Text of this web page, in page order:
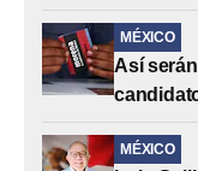
MÉXICO
Así
MÉXICO